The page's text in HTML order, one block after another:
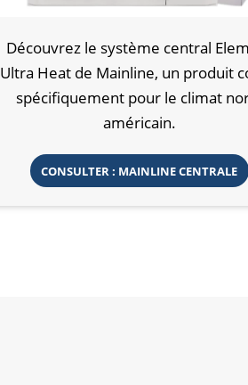
Découvrez le système central
Ultra Heat de Mainline, un produit
spécifiquement pour le climat
américain.
CONSULTER : MAINLINE CENTRALE